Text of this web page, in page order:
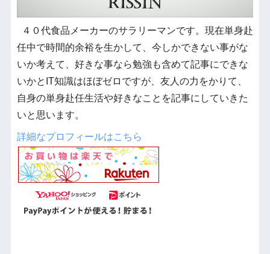
４０代食品メーカーのサラリーマンです。現在単身赴
任中で時間的余裕を生かして、今しかできない事がな
いか考えて、好きな事なら勉強も含めて記事にできな
いかとIT知識はほぼゼロですが、友人の力をかりて、
自身の単身赴任生活や好きなことを記事にしていきた
いと思います。
詳細なプロフィールはこちら